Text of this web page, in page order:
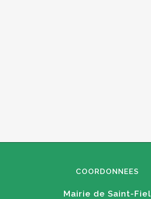
COORDONNEES
Mairie de Saint-Fiel